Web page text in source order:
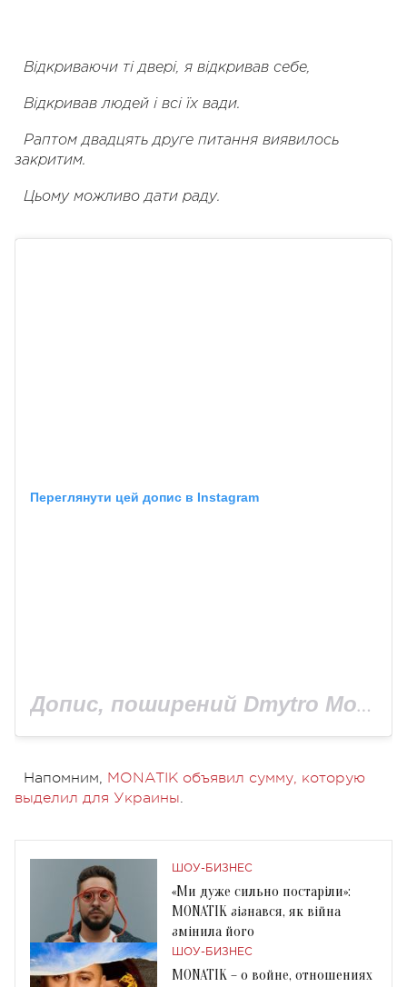
Відкриваючи ті двері, я відкривав себе,
Відкривав людей і всі їх вади.
Раптом двадцять друге питання виявилось
закритим.
Цьому можливо дати раду.
Переглянути цей допис в Instagram
Допис, поширений Dmytro Monatik (@monatik_official)
Напомним, MONATIK объявил сумму, которую
выделил для Украины.
ШОУ-БИЗНЕС
«Ми дуже сильно постаріли»:
MONATIK зізнався, як війна
змінила його
ШОУ-БИЗНЕС
MONATIK – о войне, отношениях